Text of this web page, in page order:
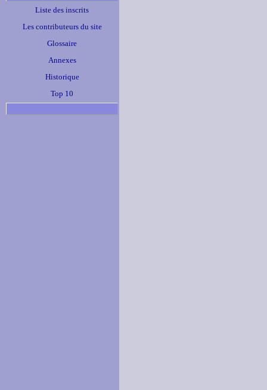
Liste des inscrits
Les contributeurs du site
Glossaire
Annexes
Historique
Top 10